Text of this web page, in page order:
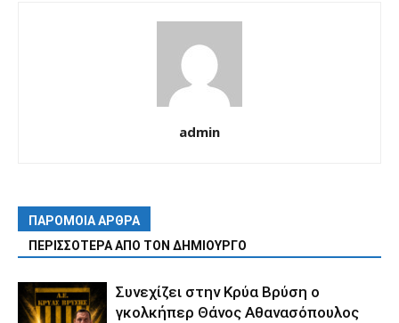
admin
ΠΑΡΟΜΟΙΑ ΑΡΘΡΑ
ΠΕΡΙΣΣΟΤΕΡΑ ΑΠΟ ΤΟΝ ΔΗΜΙΟΥΡΓΟ
Συνεχίζει στην Κρύα Βρύση ο
γκολκήπερ Θάνος Αθανασόπουλος